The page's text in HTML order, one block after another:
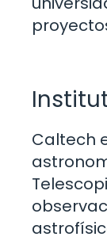
Caltech